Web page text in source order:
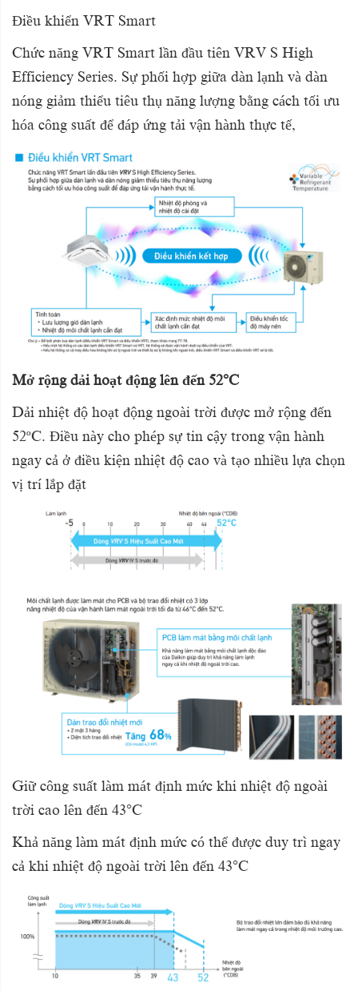
Điều khiển VRT Smart
Chức năng VRT Smart lần đầu tiên VRV S High
Efficiency Series. Sự phối hợp giữa dàn lạnh và dàn
nóng giảm thiểu tiêu thụ năng lượng bằng cách tối ưu
hóa công suất để đáp ứng tải vận hành thực tế,
Mở rộng dải hoạt động lên đến 52°C
Dải nhiệt độ hoạt động ngoài trời được mở rộng đến
52ºC. Điều này cho phép sự tin cậy trong vận hành
ngay cả ở điều kiện nhiệt độ cao và tạo nhiều lựa chọn
vị trí lắp đặt
Giữ công suất làm mát định mức khi nhiệt độ ngoài
trời cao lên đến 43°C
Khả năng làm mát định mức có thể được duy trì ngay
cả khi nhiệt độ ngoài trời lên đến 43°C